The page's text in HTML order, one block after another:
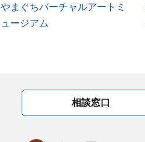
やまぐちバーチャルアートミ
ュージアム
相談窓口